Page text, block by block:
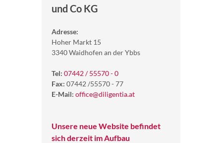
und Co KG
Adresse:
Hoher Markt 15
3340 Waidhofen an der Ybbs
Tel: 07442 / 55570 - 0
Fax: 07442 /55570 - 77
E-Mail: office@diligentia.at
Unsere neue Website befindet
sich derzeit im Aufbau